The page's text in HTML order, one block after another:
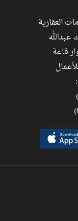
العقارية
عبدالله
قاعة
(0560593450- 0590837443)